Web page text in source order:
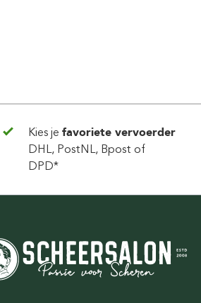
Kies je favoriete vervoerder
DHL, PostNL, Bpost of
DPD*